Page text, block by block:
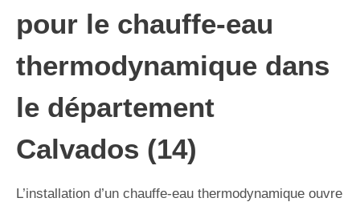
pour le chauffe-eau
thermodynamique dans
le département
Calvados (14)
L’installation d’un chauffe-eau thermodynamique ouvre